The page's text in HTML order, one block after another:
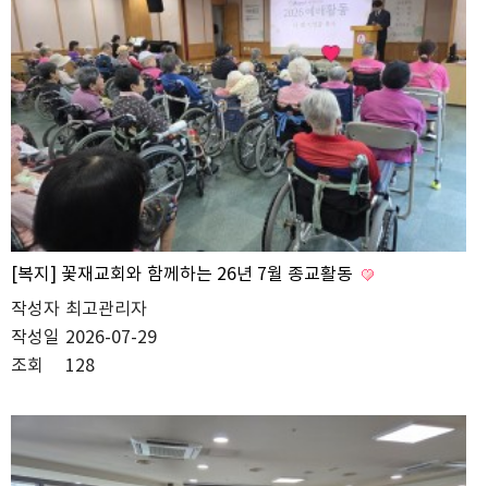
[복지] 꽃재교회와 함께하는 26년 7월 종교활동
작성자 최고관리자
작성일 2026-07-29
조회
128